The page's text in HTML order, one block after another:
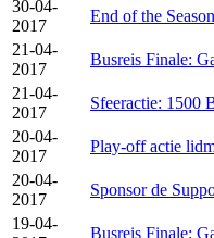
30-04-
2017
End of the
21-04-
2017
Busreis Finale:
21-04-
2017
Sfeeractie: 1500
20-04-
2017
Play-off actie
20-04-
2017
Sponsor de
19-04-
Busreis Finale: